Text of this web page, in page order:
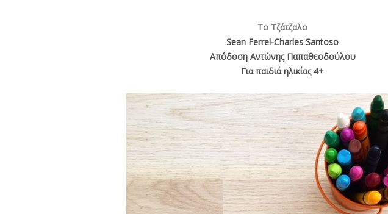
Το Τζάτζαλο
Sean Ferrel-Charles Santoso
Απόδοση Αντώνης Παπαθεοδούλου
Για παιδιά ηλικίας 4+